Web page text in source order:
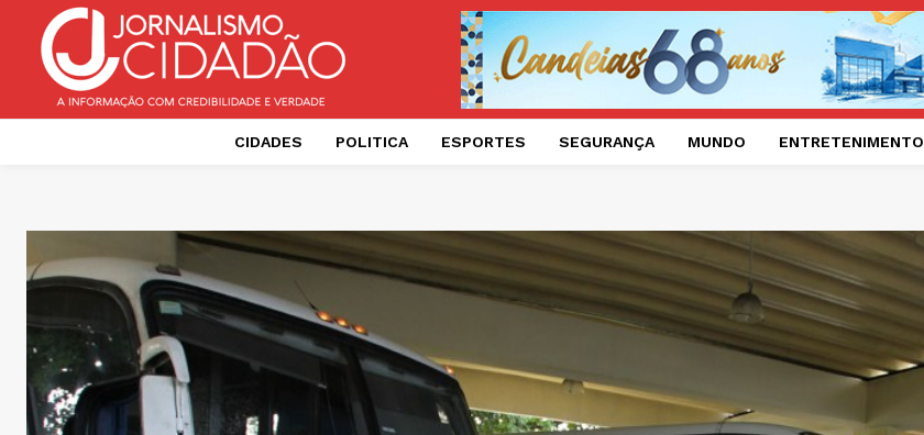
CIDADES POLITICA ESPORTES SEGURANÇA MUNDO ENTRETENIMENTO